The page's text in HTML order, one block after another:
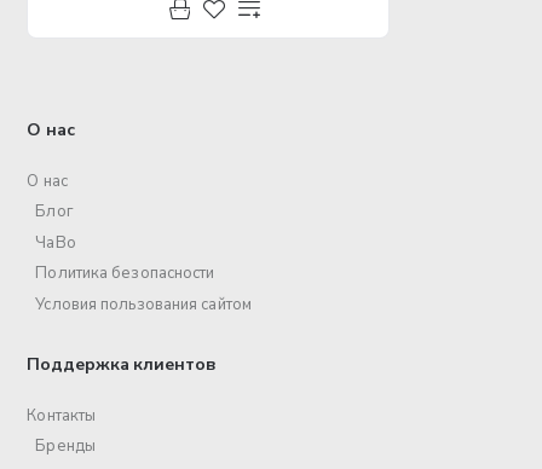
О нас
О нас
Блог
ЧаВо
Политика безопасности
Условия пользования сайтом
Поддержка клиентов
Контакты
Бренды